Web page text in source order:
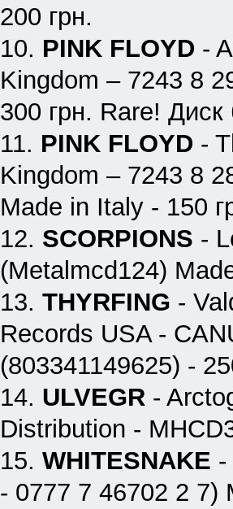
200 грн.
10. PINK FLOYD -
Kingdom ‎– 7243 8
300 грн. Rare! Диск
11. PINK FLOYD -
Kingdom ‎– 7243 8
Made in Italy - 150
12. SCORPIONS -
(Metalmcd124)
13. THYRFING -
Records USA -
(803341149625) -
14. ULVEGR -
Distribution -
15. WHITESNAKE -
- 0777 7 46702 2 7)